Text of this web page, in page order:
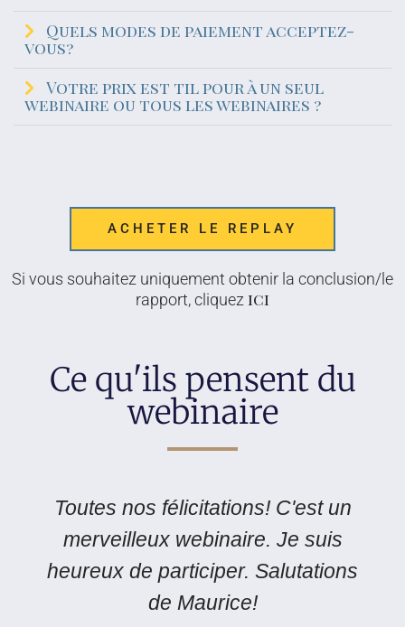
Quels modes de paiement acceptez-
vous?
Votre prix est til pour à un seul
webinaire ou tous les webinaires ?
ACHETER LE REPLAY
Si vous souhaitez uniquement obtenir la conclusion/le
rapport, cliquez ici
Ce qu'ils pensent du
webinaire
Toutes nos félicitations! C'est un
merveilleux webinaire. Je suis
heureux de participer. Salutations
de Maurice!